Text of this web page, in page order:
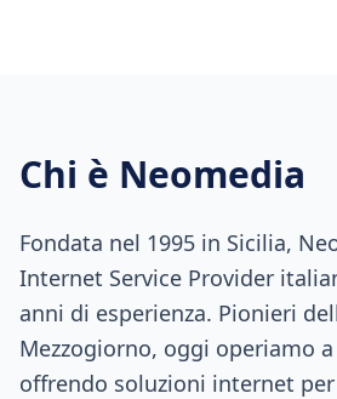
Chi è Neomedia
Fondata nel 1995 in Sicilia,
Internet Service Provider
anni di esperienza. Pionieri
Mezzogiorno, oggi operiamo
offrendo soluzioni internet